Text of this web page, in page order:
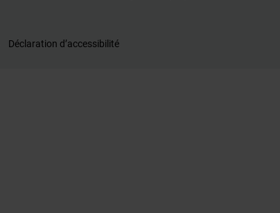
Déclaration d’accessibilité